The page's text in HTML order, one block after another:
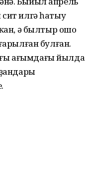
илгә һатыу
ә былтыр ошо
булған.
ағымдағы йылда